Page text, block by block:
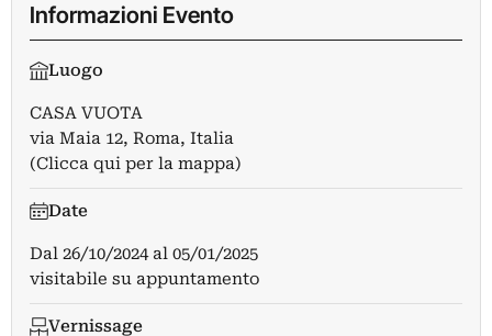
Informazioni Evento
Luogo
CASA VUOTA
via Maia 12, Roma, Italia
(Clicca qui per la mappa)
Date
Dal 26/10/2024al 05/01/2025
visitabile su appuntamento
Vernissage